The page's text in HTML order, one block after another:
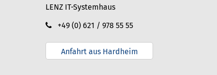
LENZ IT-Systemhaus
+49 (0) 621 / 978 55 55
Anfahrt aus Hardheim